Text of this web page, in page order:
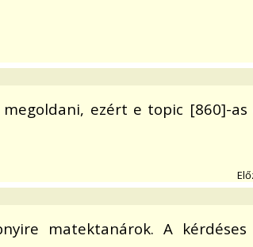
ezért e topic [860]-as
matektanárok. A